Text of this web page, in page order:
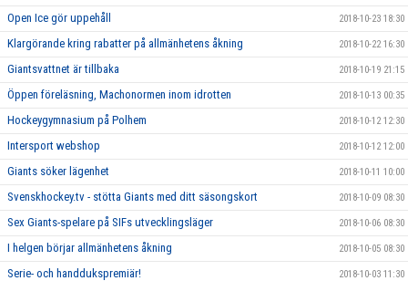
Open Ice gör uppehåll 2018-10-23 18:30
Klargörande kring rabatter på allmänhetens åkning 2018-10-22 16:30
Giantsvattnet är tillbaka 2018-10-19 21:15
Öppen föreläsning, Machonormen inom idrotten 2018-10-13 00:35
Hockeygymnasium på Polhem 2018-10-12 12:30
Intersport webshop 2018-10-12 12:00
Giants söker lägenhet 2018-10-11 10:00
Svenskhockey.tv - stötta Giants med ditt säsongskort 2018-10-09 08:30
Sex Giants-spelare på SIFs utvecklingsläger 2018-10-06 08:30
I helgen börjar allmänhetens åkning 2018-10-05 08:30
Serie- och handdukspremiär! 2018-10-03 11:30